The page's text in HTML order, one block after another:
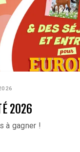
2026
à gagner !